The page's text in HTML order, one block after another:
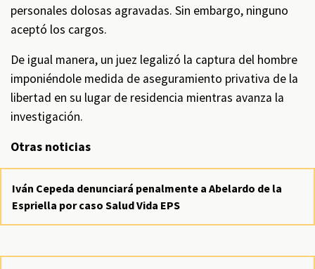
personales dolosas agravadas. Sin embargo, ninguno
aceptó los cargos.
De igual manera, un juez legalizó la captura del hombre
imponiéndole medida de aseguramiento privativa de la
libertad en su lugar de residencia mientras avanza la
investigación.
Otras noticias
Iván Cepeda denunciará penalmente a Abelardo de la
Espriella por caso Salud Vida EPS